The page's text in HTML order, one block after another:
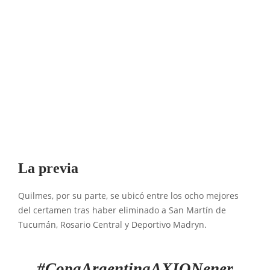
La previa
Quilmes, por su parte, se ubicó entre los ocho mejores
del certamen tras haber eliminado a San Martín de
Tucumán, Rosario Central y Deportivo Madryn.